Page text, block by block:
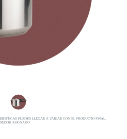
PUEDEN LLEGAR A VARIAR CON EL PRODUCTO FINAL,
ASIGNADO